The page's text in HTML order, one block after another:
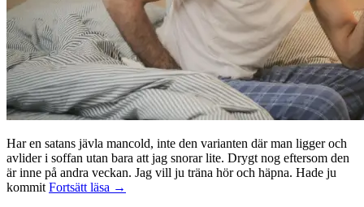
Har en satans jävla mancold, inte den varianten där man ligger och
avlider i soffan utan bara att jag snorar lite. Drygt nog eftersom den
är inne på andra veckan. Jag vill ju träna hör och häpna. Hade ju
kommit Fortsätt läsa Mancold
→